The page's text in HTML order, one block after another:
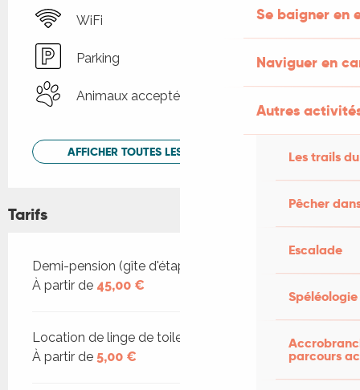
Se baigner en
Naviguer en
Autres
Les trails
Pêcher
Escalade
Spéléologie
parcours
WiFi
Parking
Animaux acceptés
AFFICHER TOUTES LES PRESTATIONS
Tarifs
Tarifs 2026
Demi-pension (gîte d'étape)
À partir de 45,00 €
Location de linge de toilette et de draps
À partir de 5,00 €